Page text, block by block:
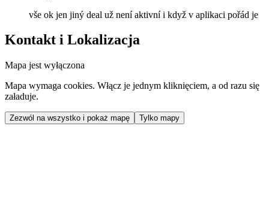
vše ok jen jiný deal už není aktivní i když v aplikaci pořád je
Kontakt i Lokalizacja
Mapa jest wyłączona
Mapa wymaga cookies. Włącz je jednym kliknięciem, a od razu się
załaduje.
Zezwól na wszystko i pokaż mapę Tylko mapy